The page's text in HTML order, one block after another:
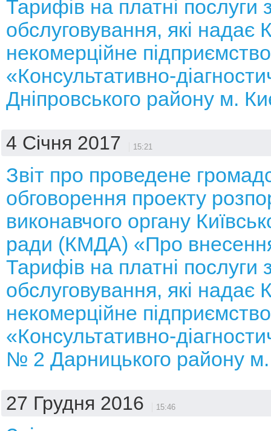
Тарифів на платні послуги
обслуговування, які надає
некомерційне підприємство
«Консультативно-
Дніпровського району м.
4 Січня 2017 15:21
Звіт про проведене
обговорення проекту
виконавчого органу
ради (КМДА) «Про
Тарифів на платні послуги
обслуговування, які надає
некомерційне підприємство
«Консультативно-
№ 2 Дарницького району
27 Грудня 2016 15:46